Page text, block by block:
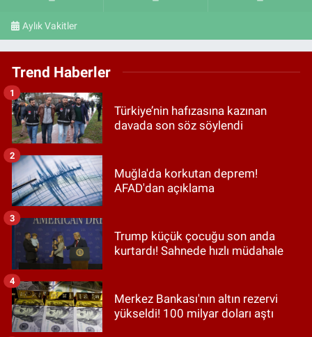
Aylık Vakitler
Trend Haberler
Türkiye’nin hafızasına kazınan
davada son söz söylendi
1
Muğla'da korkutan deprem!
AFAD'dan açıklama
2
Trump küçük çocuğu son anda
kurtardı! Sahnede hızlı müdahale
3
Merkez Bankası'nın altın rezervi
yükseldi! 100 milyar doları aştı
4